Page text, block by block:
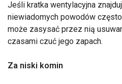
Jeśli kratka wentylacyjna
niewiadomych powodów
może zasysać przez nią
czasami czuć jego zapach.
Za niski komin